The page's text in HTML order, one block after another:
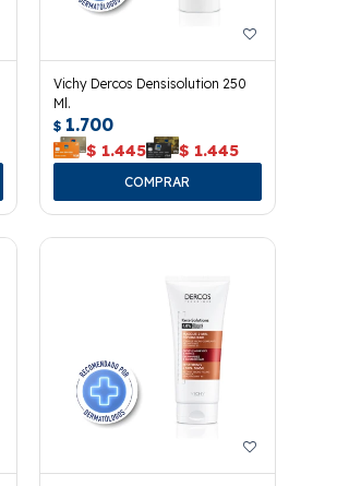
Vichy Dercos Densisolution 250
Ml.
$ 1.700
$ 1.445 $ 1.445